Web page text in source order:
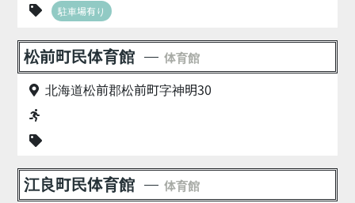
駐車場有り
松前町民体育館 体育館
北海道松前郡松前町字神明30
江良町民体育館 体育館